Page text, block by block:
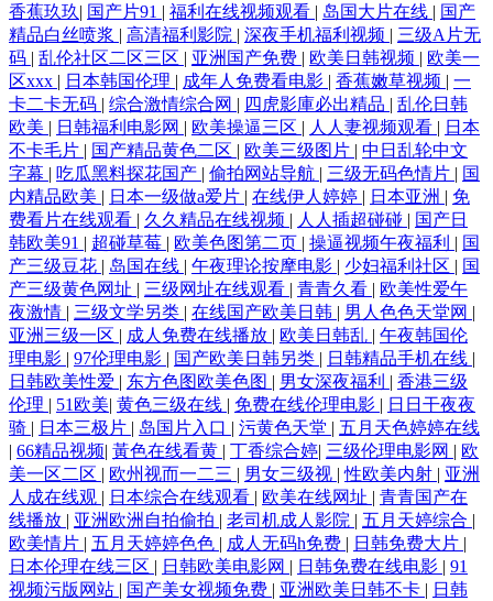
香蕉玖玖| 国产片91 | 福利在线视频观看 | 岛国大片在线 | 国产
精品白丝喷浆 | 高清福利影院 | 深夜手机福利视频 | 三级A片无
码 | 乱伦社区二区三区 | 亚洲国产免费 | 欧美日韩视频 | 欧美一
区xxx | 日本韩国伦理 | 成年人免费看电影 | 香蕉嫩草视频 | 一
卡二卡无码 | 综合激情综合网 | 四虎影庫必出精品 | 乱伦日韩
欧美 | 日韩福利电影网 | 欧美操逼三区 | 人人妻视频观看 | 日本
不卡毛片 | 国产精品黄色二区 | 欧美三级图片 | 中日乱轮中文
字幕 | 吃瓜黑料探花国产 | 偷拍网站导航 | 三级无码色情片 | 国
内精品欧美 | 日本一级做a爱片 | 在线伊人婷婷 | 日本亚洲 | 免
费看片在线观看 | 久久精品在线视频 | 人人插超碰碰 | 国产日
韩欧美91 | 超碰草莓 | 欧美色图第二页 | 操逼视频午夜福利 | 国
产三级豆花 | 岛国在线 | 午夜理论按摩电影 | 少妇福利社区 | 国
产三级黄色网址 | 三级网址在线观看 | 青青久看 | 欧美性爱午
夜激情 | 三级文学另类 | 在线国产欧美日韩 | 男人色色天堂网 |
亚洲三级一区 | 成人免费在线播放 | 欧美日韩乱 | 午夜韩国伦
理电影 | 97伦理电影 | 国产欧美日韩另类 | 日韩精品手机在线 |
日韩欧美性爱 | 东方色图欧美色图 | 男女深夜福利 | 香港三级
伦理 | 51欧美| 黄色三级在线 | 免费在线伦理电影 | 日日干夜夜
骑 | 日本三极片 | 岛国片入口 | 污黄色天堂 | 五月天色婷婷在线
| 66精品视频| 黃色在线看黄 | 丁香综合婷| 三级伦理电影网 | 欧
美一区二区 | 欧州视而一二三 | 男女三级视 |性欧美内射 | 亚洲
人成在线观 | 日本综合在线观看 | 欧美在线网址 | 青青国产在
线播放 | 亚洲欧洲自拍偷拍 | 老司机成人影院 | 五月天婷综合 |
欧美情片 | 五月天婷婷色色 | 成人无码h免费 | 日韩免费大片 |
日本伦理在线三区 | 日韩欧美电影网 | 日韩免费在线电影 | 91
视频污版网站 | 国产美女视频免费 | 亚洲欧美日韩不卡 | 日韩